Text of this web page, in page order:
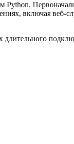
Python.
включая веб-
длительного